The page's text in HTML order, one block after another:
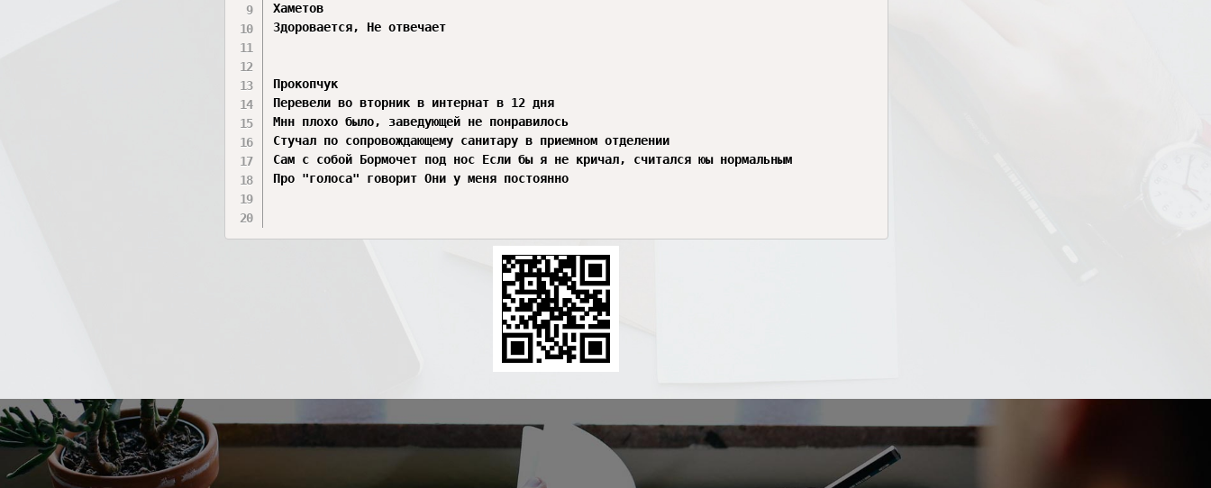
Хаметов
Здоровается, Не отвечает
Прокопчук
Перевели во вторник в интернат в 12 дня
Мнн плохо было, заведующей не понравилось
Стучал по сопровождающему санитару в приемном отделении
Сам с собой Бормочет под нос Если бы я не кричал, считался юы нормальным
Про "голоса" говорит Они у меня постоянно